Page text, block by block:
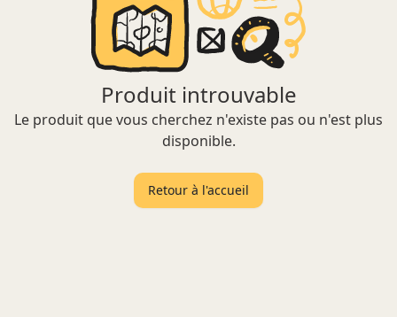
Produit introuvable
Le produit que vous cherchez n'existe pas ou n'est plus
disponible.
Retour à l'accueil